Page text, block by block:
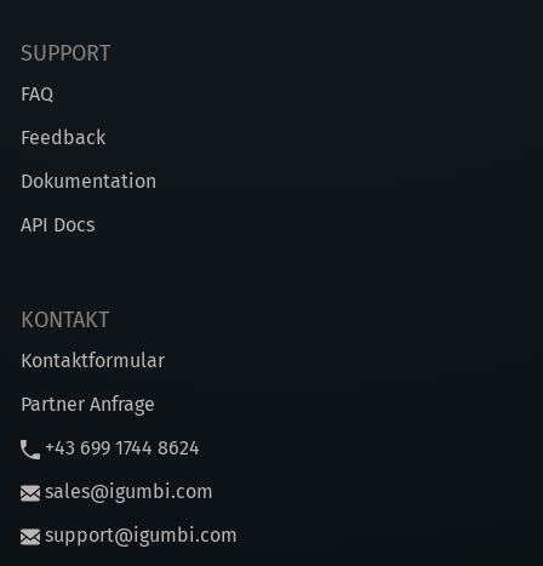
SUPPORT
FAQ
Feedback
Dokumentation
API Docs
KONTAKT
Kontaktformular
Partner Anfrage
+43 699 1744 8624
sales@igumbi.com
support@igumbi.com